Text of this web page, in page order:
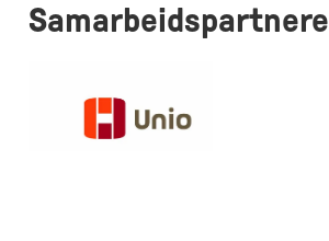
Samarbeidspartnere